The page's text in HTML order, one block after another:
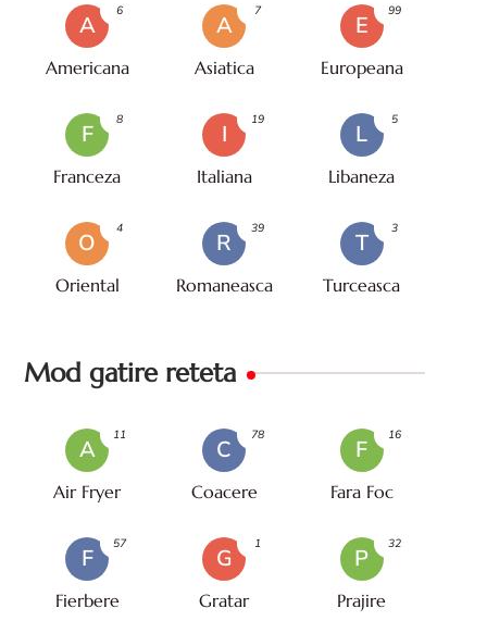
A
Americana
6
A
Asiatica
7
E
Europeana
99
F
Franceza
8
I
Italiana
19
L
Libaneza
5
O
Oriental
4
R
Romaneasca
39
T
Turceasca
3
Mod gatire reteta
A
Air Fryer
11
C
Coacere
78
F
Fara Foc
16
F
Fierbere
57
G
Gratar
1
P
Prajire
32